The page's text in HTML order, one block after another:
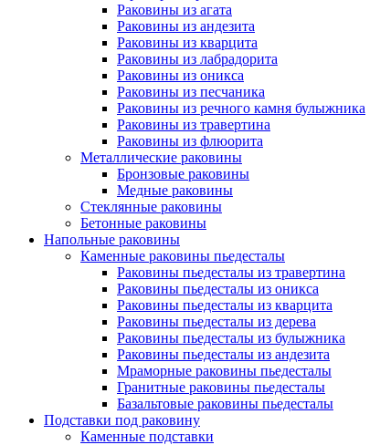
Раковины из агата
Раковины из андезита
Раковины из кварцита
Раковины из лабрадорита
Раковины из оникса
Раковины из песчаника
Раковины из речного камня булыжника
Раковины из травертина
Раковины из флюорита
Металлические раковины
Бронзовые раковины
Медные раковины
Стеклянные раковины
Бетонные раковины
Напольные раковины
Каменные раковины пьедесталы
Раковины пьедесталы из травертина
Раковины пьедесталы из оникса
Раковины пьедесталы из кварцита
Раковины пьедесталы из дерева
Раковины пьедесталы из булыжника
Раковины пьедесталы из андезита
Мраморные раковины пьедесталы
Гранитные раковины пьедесталы
Базальтовые раковины пьедесталы
Подставки под раковину
Каменные подставки